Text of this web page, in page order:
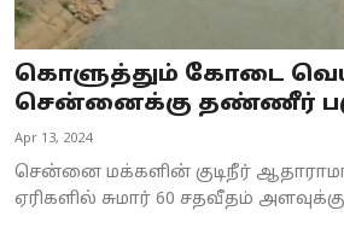
கொளுத்தும் கோடை
சென்னைக்கு தண்ணீர்
Apr 13, 2024
சென்னை மக்களின் குடிநீர்
ஏரிகளில் சுமார் 60 சதவீதம் அளவுக்கு